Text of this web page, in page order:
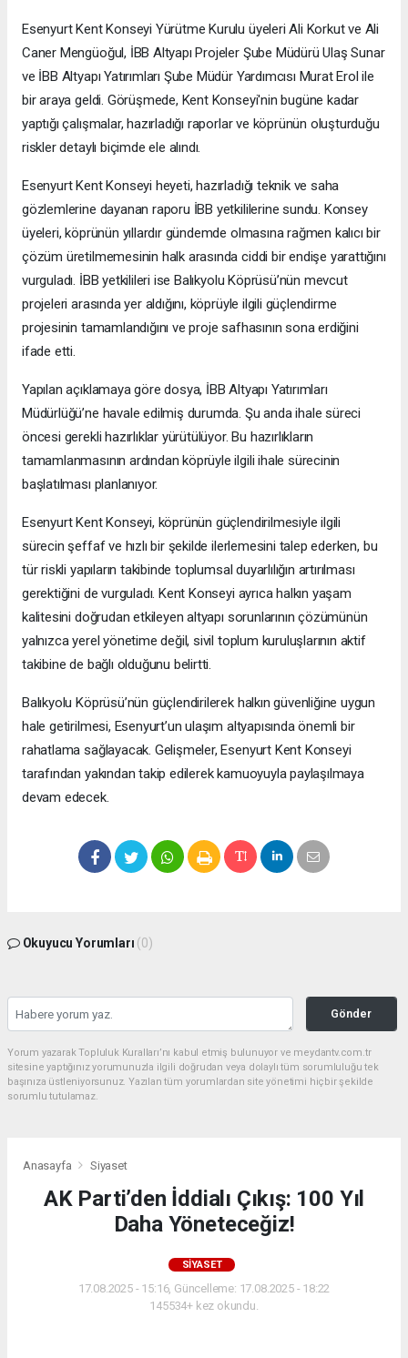
Esenyurt Kent Konseyi Yürütme Kurulu üyeleri Ali Korkut ve Ali
Caner Mengüoğul, İBB Altyapı Projeler Şube Müdürü Ulaş Sunar
ve İBB Altyapı Yatırımları Şube Müdür Yardımcısı Murat Erol ile
bir araya geldi. Görüşmede, Kent Konseyi'nin bugüne kadar
yaptığı çalışmalar, hazırladığı raporlar ve köprünün oluşturduğu
riskler detaylı biçimde ele alındı.
Esenyurt Kent Konseyi heyeti, hazırladığı teknik ve saha
gözlemlerine dayanan raporu İBB yetkililerine sundu. Konsey
üyeleri, köprünün yıllardır gündemde olmasına rağmen kalıcı bir
çözüm üretilmemesinin halk arasında ciddi bir endişe yarattığını
vurguladı. İBB yetkilileri ise Balıkyolu Köprüsü’nün mevcut
projeleri arasında yer aldığını, köprüyle ilgili güçlendirme
projesinin tamamlandığını ve proje safhasının sona erdiğini
ifade etti.
Yapılan açıklamaya göre dosya, İBB Altyapı Yatırımları
Müdürlüğü’ne havale edilmiş durumda. Şu anda ihale süreci
öncesi gerekli hazırlıklar yürütülüyor. Bu hazırlıkların
tamamlanmasının ardından köprüyle ilgili ihale sürecinin
başlatılması planlanıyor.
Esenyurt Kent Konseyi, köprünün güçlendirilmesiyle ilgili
sürecin şeffaf ve hızlı bir şekilde ilerlemesini talep ederken, bu
tür riskli yapıların takibinde toplumsal duyarlılığın artırılması
gerektiğini de vurguladı. Kent Konseyi ayrıca halkın yaşam
kalitesini doğrudan etkileyen altyapı sorunlarının çözümünün
yalnızca yerel yönetime değil, sivil toplum kuruluşlarının aktif
takibine de bağlı olduğunu belirtti.
Balıkyolu Köprüsü’nün güçlendirilerek halkın güvenliğine uygun
hale getirilmesi, Esenyurt’un ulaşım altyapısında önemli bir
rahatlama sağlayacak. Gelişmeler, Esenyurt Kent Konseyi
tarafından yakından takip edilerek kamuoyuyla paylaşılmaya
devam edecek.
Okuyucu Yorumları (0)
Gönder
Yorum yazarak Topluluk Kuralları’nı kabul etmiş bulunuyor ve meydantv.com.tr
sitesine yaptığınız yorumunuzla ilgili doğrudan veya dolaylı tüm sorumluluğu tek
başınıza üstleniyorsunuz. Yazılan tüm yorumlardan site yönetimi hiçbir şekilde
sorumlu tutulamaz.
Anasayfa Siyaset
AK Parti’den İddialı Çıkış: 100 Yıl
Daha Yöneteceğiz!
SIYASET
17.08.2025 - 15:16, Güncelleme: 17.08.2025 - 18:22
145534+ kez okundu.